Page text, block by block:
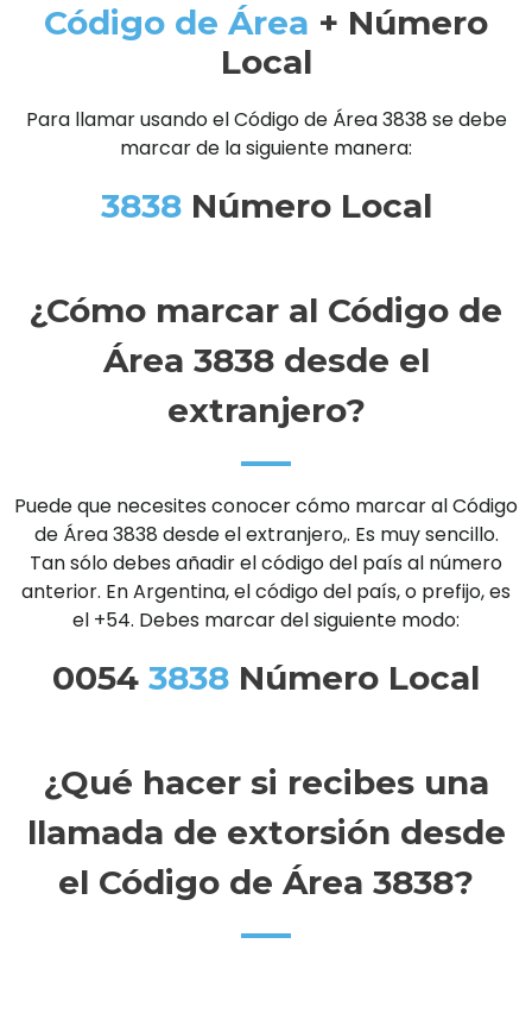
Código de Área + Número
Local
Para llamar usando el Código de Área 3838 se debe
marcar de la siguiente manera:
3838Número Local
¿Cómo marcar al Código de
Área 3838 desde el
extranjero?
Puede que necesites conocer cómo marcar al Código
de Área 3838 desde el extranjero,. Es muy sencillo.
Tan sólo debes añadir el código del país al número
anterior. En Argentina, el código del país, o prefijo, es
el +54. Debes marcar del siguiente modo:
0054 3838 Número Local
¿Qué hacer si recibes una
llamada de extorsión desde
el Código de Área 3838?